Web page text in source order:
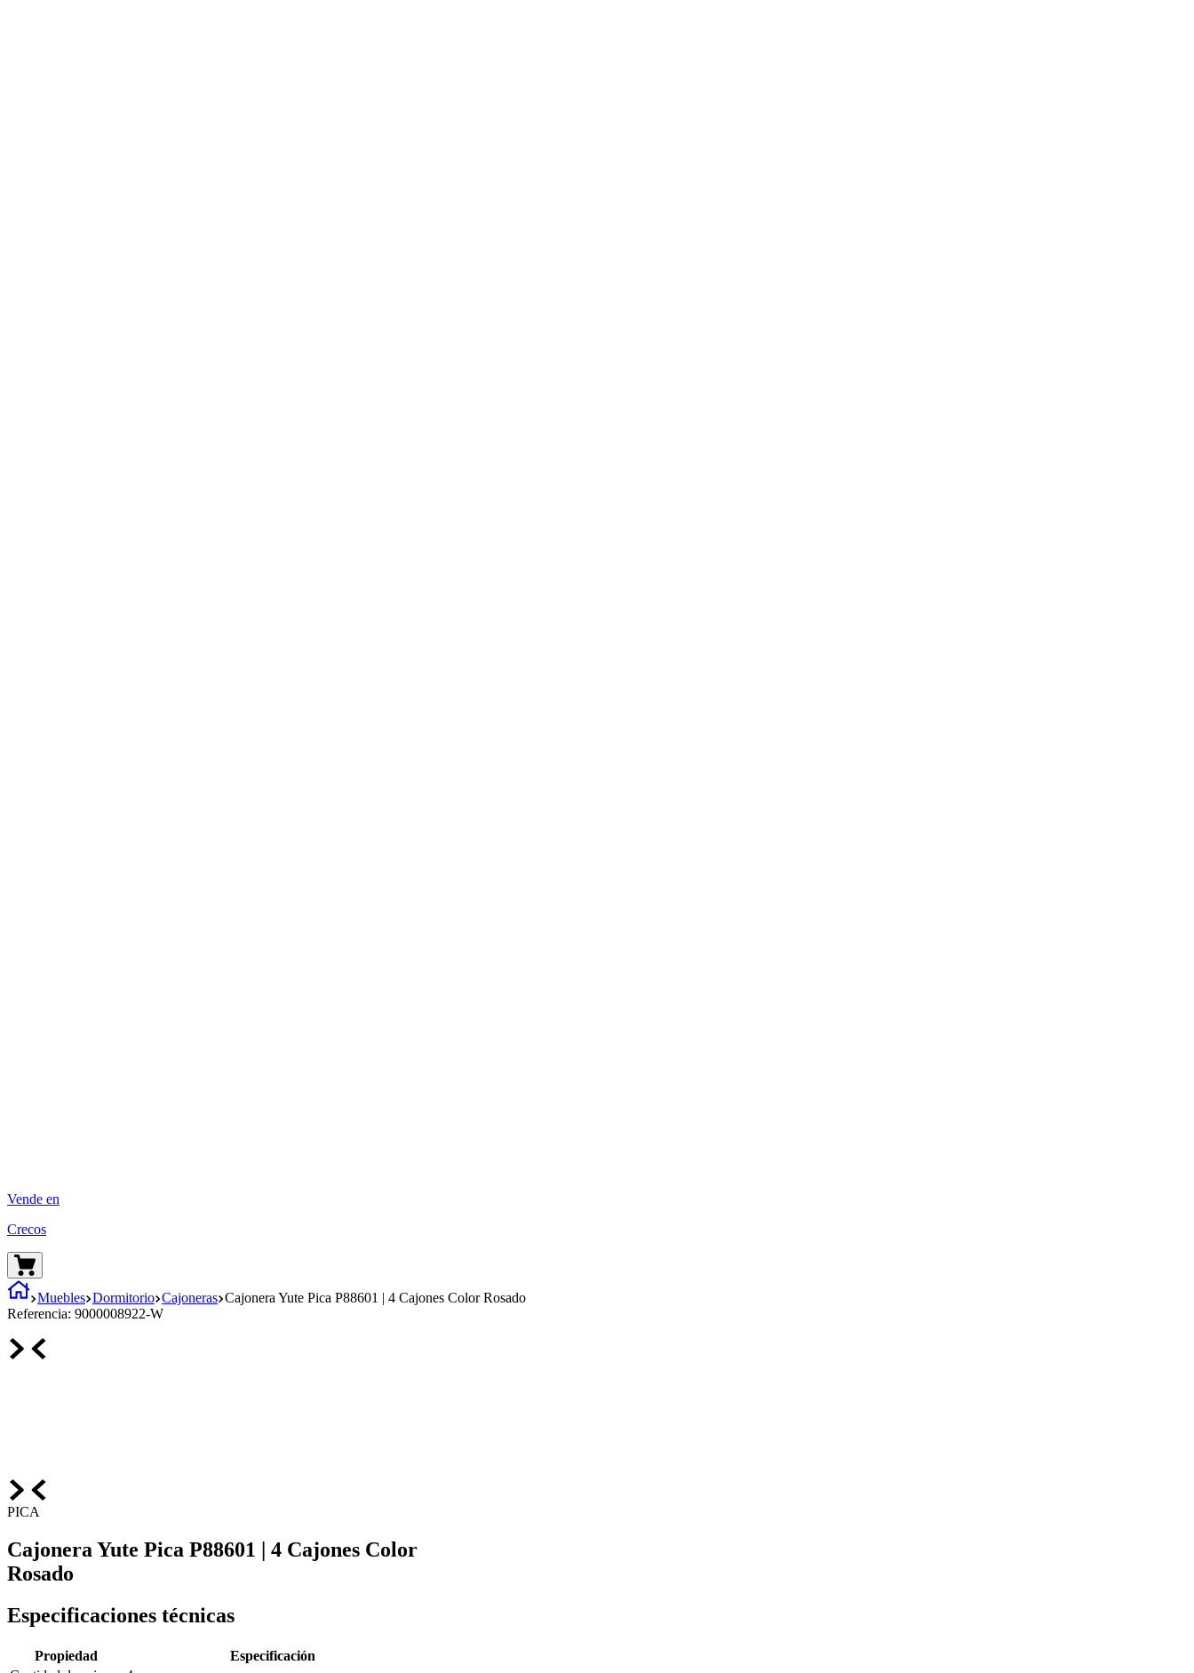
Vende en
Crecos
Muebles Dormitorio Cajoneras Cajonera Yute Pica P88601 | 4 Cajones Color Rosado
Referencia: 9000008922-W
PICA
Cajonera Yute Pica P88601 | 4 Cajones Color
Rosado
Especificaciones técnicas
Propiedad
Especificación